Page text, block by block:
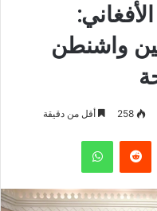
واشنطن
258 أقل من دقيقة
واتساب